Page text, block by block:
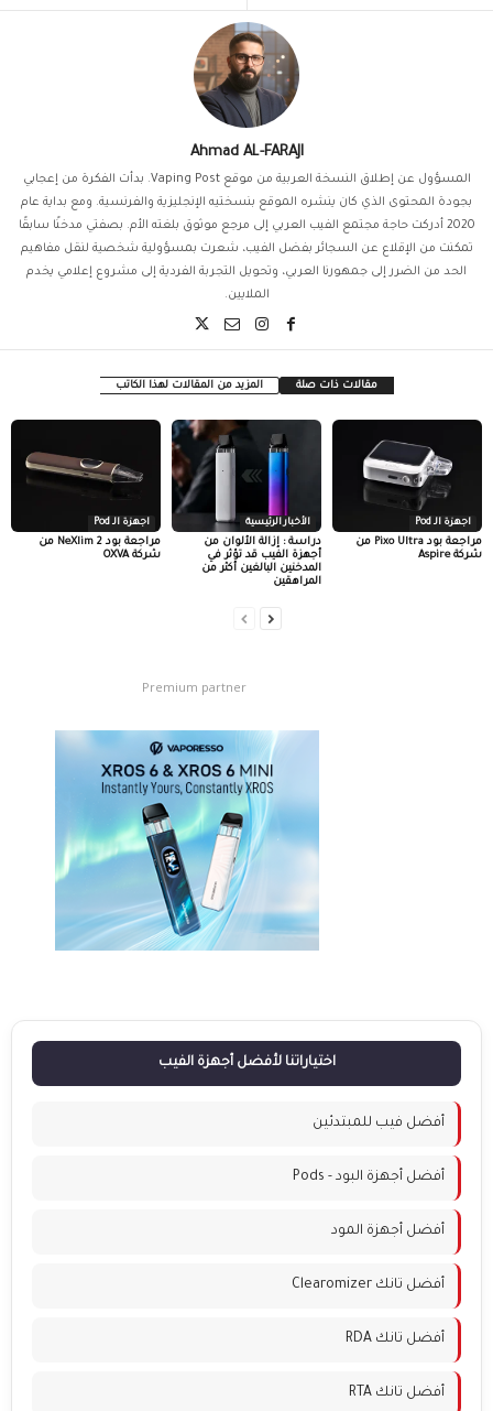
Ahmad AL-FARAJI
المسؤول عن إطلاق النسخة العربية من موقع Vaping Post. بدأت الفكرة من إعجابي
بجودة المحتوى الذي كان ينشره الموقع بنسختيه الإنجليزية والفرنسية. ومع بداية عام
2020 أدركت حاجة مجتمع الفيب العربي إلى مرجع موثوق بلغته الأم. بصفتي مدخنًا سابقًا
تمكنت من الإقلاع عن السجائر بفضل الفيب، شعرت بمسؤولية شخصية لنقل مفاهيم
الحد من الضرر إلى جمهورنا العربي، وتحويل التجربة الفردية إلى مشروع إعلامي يخدم
الملايين.
مقالات ذات صلة المزيد من المقالات لهذا الكاتب
اجهزة الـ Pod
مراجعة بود NeXlim 2 من
شركة OXVA
الأخبار الرئيسية
دراسة : إزالة الألوان من
أجهزة الفيب قد تؤثر في
المدخنين البالغين أكثر من
المراهقين
اجهزة الـ Pod
مراجعة بود Pixo Ultra من
شركة Aspire
Premium partner
اختياراتنا لأفضل أجهزة الفيب
أفضل فيب للمبتدئين
أفضل أجهزة البود - Pods
أفضل أجهزة المود
أفضل تانك Clearomizer
أفضل تانك RDA
أفضل تانك RTA